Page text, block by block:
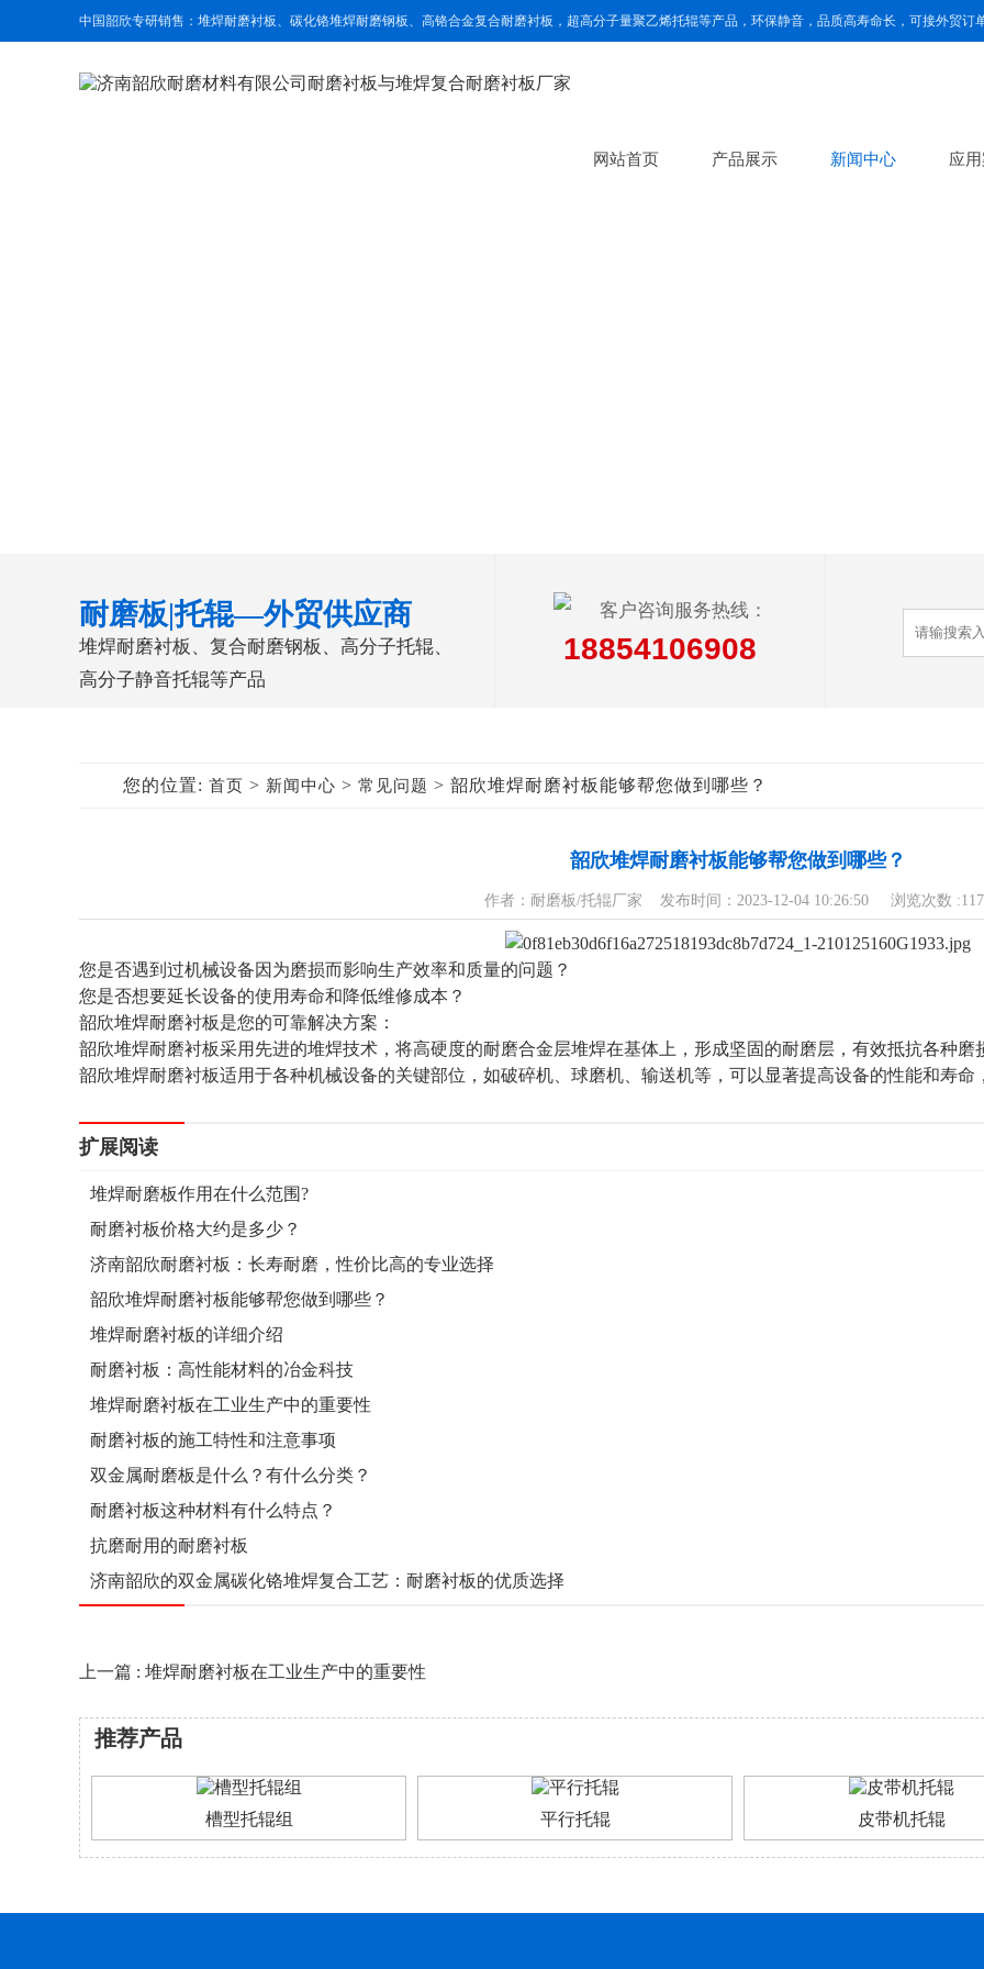
中国韶欣专研销售：堆焊耐磨衬板、碳化铬堆焊耐磨钢板、高铬合金复合耐磨衬板，超高分子量聚乙烯托辊等产品，环保静音，品质高寿命长，可接外贸订
网站首页 产品展示 新闻中心 应
耐磨板|托辊—外贸供应商
堆焊耐磨衬板、复合耐磨钢板、高分子托辊、
高分子静音托辊等产品
客户咨询服务热线：
18854106908
您的位置: 首页 > 新闻中心 > 常见问题 > 韶欣堆焊耐磨衬板能够帮您做到哪些？
韶欣堆焊耐磨衬板能够帮您做到哪些？
作者：耐磨板/托辊厂家 发布时间：2023-12-04 10:26:50 浏览次数 :
您是否遇到过机械设备因为磨损而影响生产效率和质量的问题？
您是否想要延长设备的使用寿命和降低维修成本？
韶欣堆焊耐磨衬板是您的可靠解决方案：
韶欣堆焊耐磨衬板采用先进的堆焊技术，将高硬度的耐磨合金层堆焊在基体上，形成坚固的耐磨层，有效抵抗各种磨
韶欣堆焊耐磨衬板适用于各种机械设备的关键部位，如破碎机、球磨机、输送机等，可以显著提高设备的性能和寿命
扩展阅读
堆焊耐磨板作用在什么范围?
耐磨衬板价格大约是多少？
济南韶欣耐磨衬板：长寿耐磨，性价比高的专业选择
韶欣堆焊耐磨衬板能够帮您做到哪些？
堆焊耐磨衬板的详细介绍
耐磨衬板：高性能材料的冶金科技
堆焊耐磨衬板在工业生产中的重要性
耐磨衬板的施工特性和注意事项
双金属耐磨板是什么？有什么分类？
耐磨衬板这种材料有什么特点？
抗磨耐用的耐磨衬板
济南韶欣的双金属碳化铬堆焊复合工艺：耐磨衬板的优质选择
上一篇 : 堆焊耐磨衬板在工业生产中的重要性
推荐产品
槽型托辊组 平行托辊 皮带机托辊